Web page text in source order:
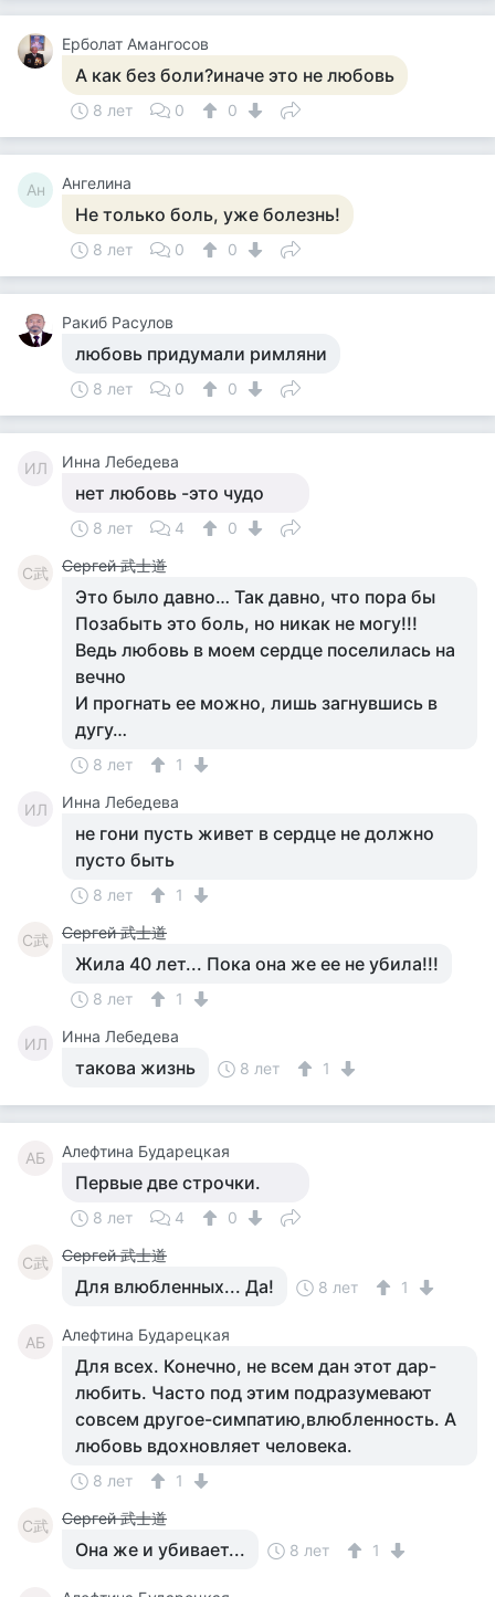
Ерболат Амангосов
А как без боли?иначе это не любовь
8 лет 0 0
Ан Ангелина
Не только боль, уже болезнь!
8 лет 0 0
Ракиб Расулов
любовь придумали римляни
8 лет 0 0
ИЛ Инна Лебедева
нет любовь -это чудо
8 лет 4 0
С武 Сергей 武士道
Это было давно… Так давно, что пора бы
Позабыть это боль, но никак не могу!!!
Ведь любовь в моем сердце поселилась на
вечно
И прогнать ее можно, лишь загнувшись в
дугу…
8 лет 1
ИЛ Инна Лебедева
не гони пусть живет в сердце не должно
пусто быть
8 лет 1
С武 Сергей 武士道
Жила 40 лет... Пока она же ее не убила!!!
8 лет 1
ИЛ Инна Лебедева
такова жизнь 8 лет 1
АБ Алефтина Бударецкая
Первые две строчки.
8 лет 4 0
С武 Сергей 武士道
Для влюбленных... Да! 8 лет 1
АБ Алефтина Бударецкая
Для всех. Конечно, не всем дан этот дар-
любить. Часто под этим подразумевают
совсем другое-симпатию,влюбленность. А
любовь вдохновляет человека.
8 лет 1
С武 Сергей 武士道
Она же и убивает... 8 лет 1